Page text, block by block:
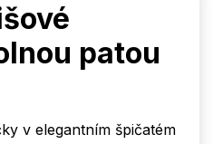
patou
v elegantním špičatém